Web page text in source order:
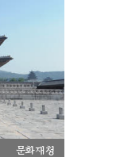
문화재청